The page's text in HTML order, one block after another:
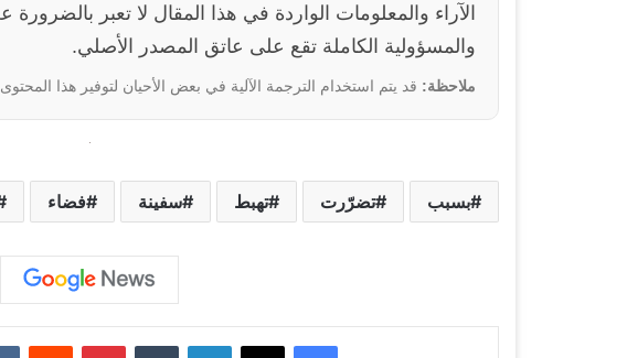
والمسؤولية الكاملة تقع على عاتق المصدر الأصلي.
ملاحظة: قد يتم استخدام الترجمة الآلية في بعض الأحيان لتوفير هذا المحتوى.
بسبب تضرّرت تهبط سفينة فضاء
فيسبوك ‫X لينكدإن بينتيريست